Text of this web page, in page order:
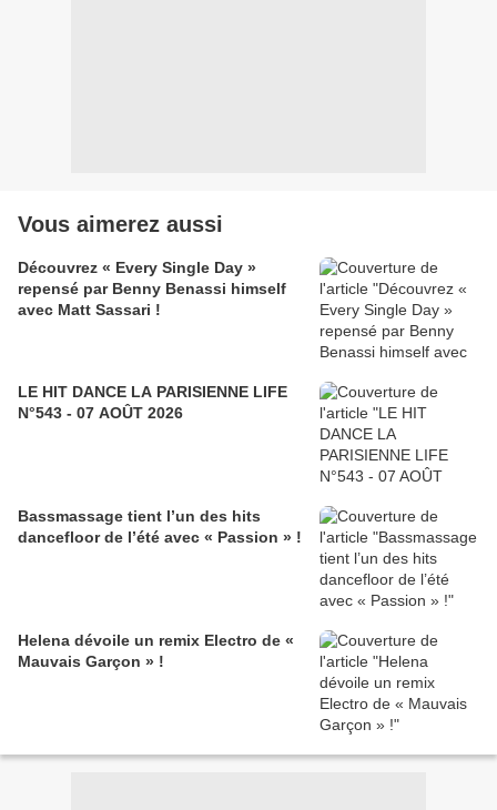
Vous aimerez aussi
Découvrez « Every Single Day »
repensé par Benny Benassi himself
avec Matt Sassari !
LE HIT DANCE LA PARISIENNE LIFE
N°543 - 07 AOÛT 2026
Bassmassage tient l’un des hits
dancefloor de l’été avec « Passion » !
Helena dévoile un remix Electro de «
Mauvais Garçon » !